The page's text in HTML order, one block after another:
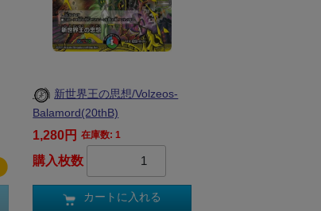
新世界王の思想/Volzeos-
Balamord(20thB)
1,280円 在庫数: 1
購入枚数
カートに入れる